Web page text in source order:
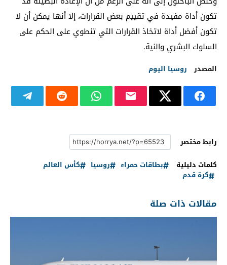
تكون أداة مفيدة في تقييم بعض القرارات، إلا أنها يمكن أن لا
تكون أفضل أداة لاتخاذ القرارات التي تنطوي على الحكم على
السلوك البشري والنية.
المصدر روسيا اليوم
رابط مختصر
كلمات دليلية
بطاقات حمراء روسيا
كأس العالم
كرة قدم
مقالات ذات صلة